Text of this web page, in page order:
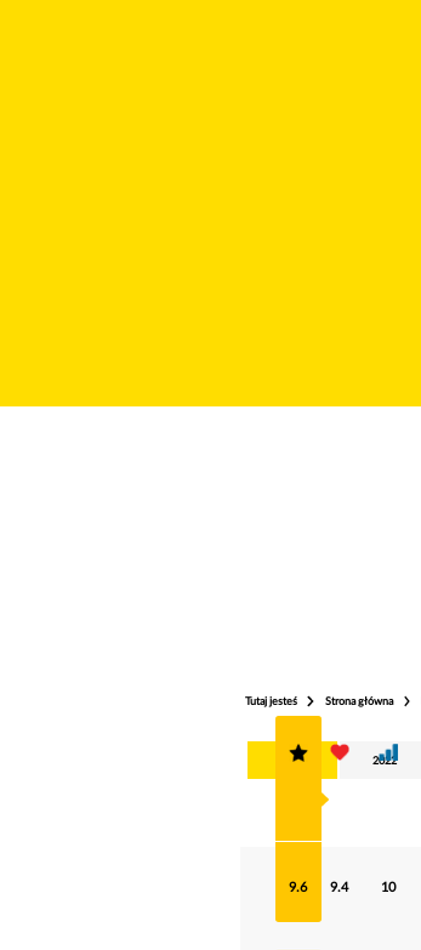
Tutaj jesteś Strona główna
2025 2022
9.6 9.4 10